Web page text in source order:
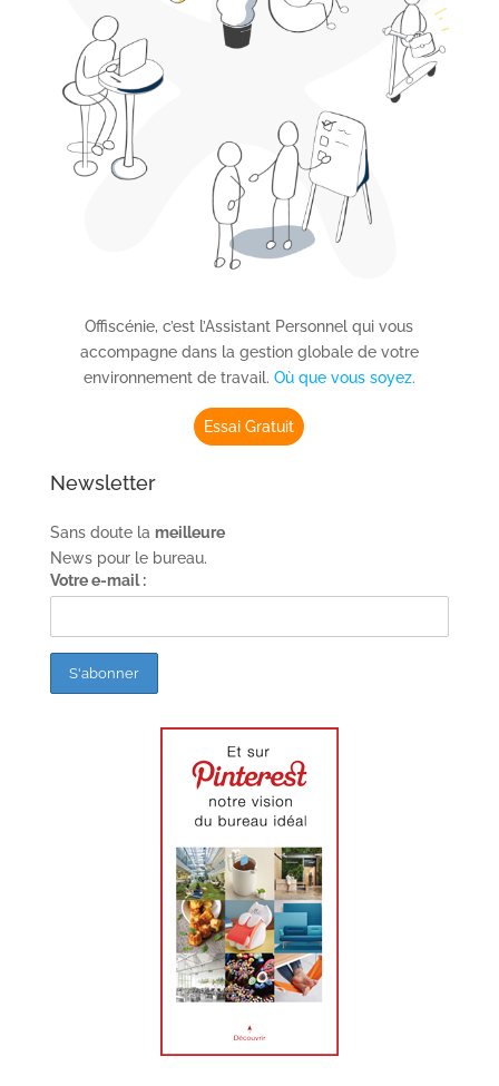
Offiscénie, c’est l’Assistant Personnel qui vous
accompagne dans la gestion globale de votre
environnement de travail. Où que vous soyez.
Essai Gratuit
Newsletter
Sans doute la meilleure
News pour le bureau.
Votre e-mail :